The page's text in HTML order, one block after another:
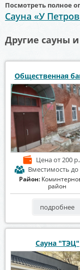
Посмотреть полное
Сауна «У
Другие сауны
Общественная
Ценаот 200
Вместимость до
Район:
район
подробнее
Сауна "ТЭЦ"